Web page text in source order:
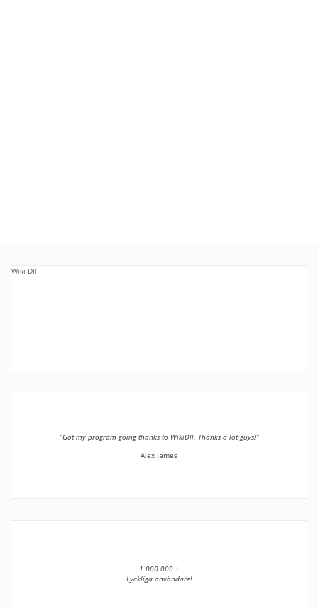
Wiki Dll
”Got my program going thanks to WikiDll. Thanks a lot guys!”
Alex James
1 000 000 +
Lyckliga användare!